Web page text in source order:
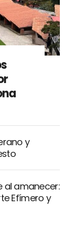
y
al amanecer:
Efímero y